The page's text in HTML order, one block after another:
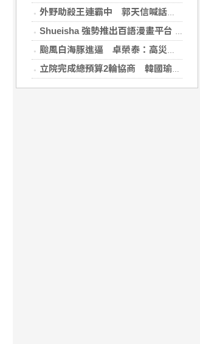
外野助殺王連霸中 郭天信喊話挑戰生涯百助殺
Shueisha 強勢推出百語漫畫平台 MANGA MILLION 大舉進軍全球市場
颱風白海豚進逼 卓榮泰：高災害潛勢區加強預防性整備
立院完成總預算2輪協商 韓國瑜：下週進行後續處理